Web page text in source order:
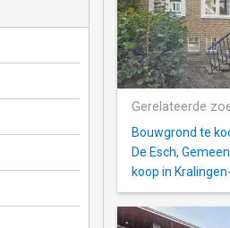
Gerelateerde
Bouwgrond te
De Esch,
koop in